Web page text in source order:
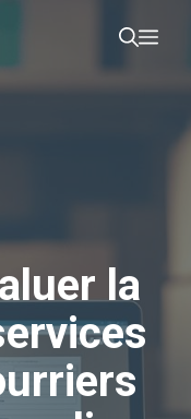
la